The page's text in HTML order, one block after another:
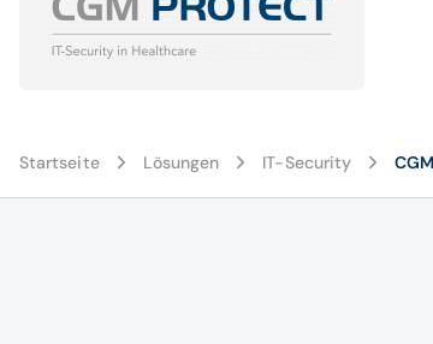
Startseite Lösungen IT-Security